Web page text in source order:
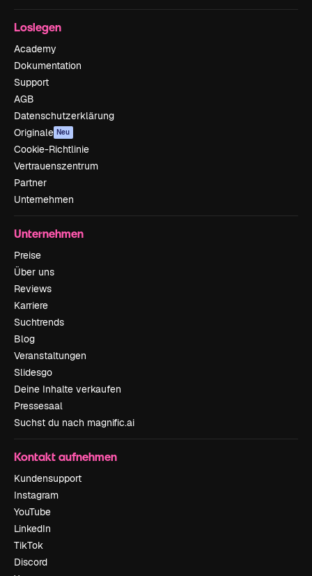
Loslegen
Academy
Dokumentation
Support
AGB
Datenschutzerklärung
Originale Neu
Cookie-Richtlinie
Vertrauenszentrum
Partner
Unternehmen
Unternehmen
Preise
Über uns
Reviews
Karriere
Suchtrends
Blog
Veranstaltungen
Slidesgo
Deine Inhalte verkaufen
Pressesaal
Suchst du nach magnific.ai
Kontakt aufnehmen
Kundensupport
Instagram
YouTube
LinkedIn
TikTok
Discord